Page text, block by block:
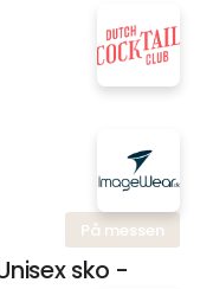
På messen
sko -